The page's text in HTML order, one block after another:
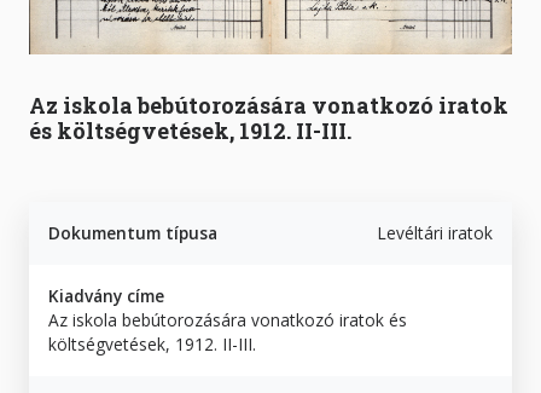
Az iskola bebútorozására vonatkozó iratok
és költségvetések, 1912. II-III.
Dokumentum típusa Levéltári iratok
Kiadvány címe
Az iskola bebútorozására vonatkozó iratok és
költségvetések, 1912. II-III.